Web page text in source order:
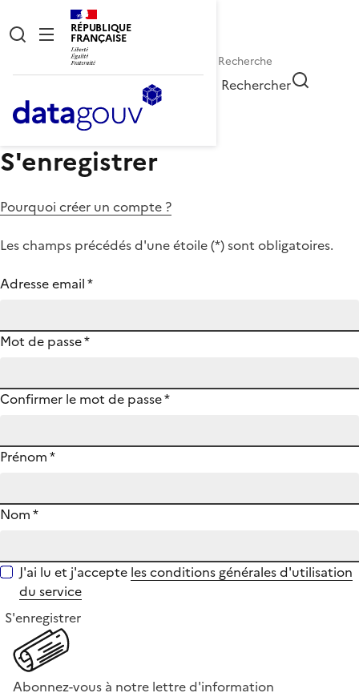
RÉPUBLIQUE
FRANÇAISE
Rechercher
S'enregistrer
Pourquoi créer un compte ?
Les champs précédés d'une étoile (*) sont obligatoires.
Adresse email*
Mot de passe*
Confirmer le mot de passe*
Prénom*
Nom*
J'ai lu et j'accepte les conditions générales d'utilisation
du service
S'enregistrer
Abonnez-vous à notre lettre d'information